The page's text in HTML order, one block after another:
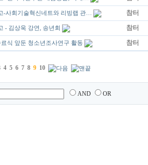
-사회기술혁신네트와 리빙랩 관… 참터
- 김상욱 강연, 송년회 참터
식 앞둔 청소년조사연구 활동 참터
4 5 6 7 8 9 10
AND OR